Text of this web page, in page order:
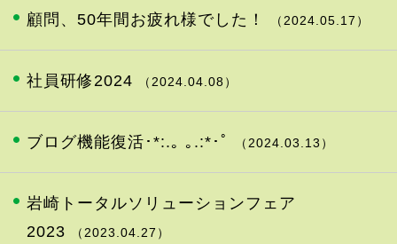
顧問、50年間お疲れ様でした！ （2024.05.17）
社員研修2024 （2024.04.08）
ブログ機能復活･*:.｡ ｡.:*･ﾟ （2024.03.13）
岩崎トータルソリューションフェア
2023
（2023.04.27）